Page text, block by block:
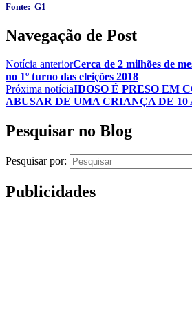
Fonte: G1
Navegação de Post
Notícia anteriorCerca de 2 milhões de
no 1º turno das eleições 2018
Próxima notíciaIDOSO É PRESO EM
ABUSAR DE UMA CRIANÇA DE 10
Pesquisar no Blog
Pesquisar por:
Publicidades